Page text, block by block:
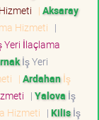
| Aksaray
Hizmeti |
Yeri İlaçlama
İş Yeri
| Ardahanİş
| Yalova İş
Hizmeti | Kilisİş